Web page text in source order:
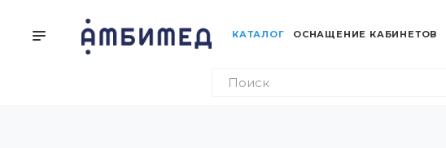
КАТАЛОГ ОСНАЩЕНИЕ КАБИНЕТОВ